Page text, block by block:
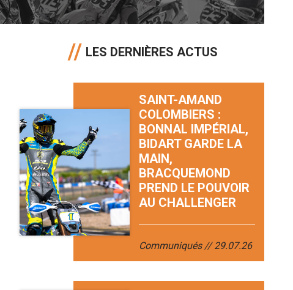
LES DERNIÈRES ACTUS
SAINT-AMAND
COLOMBIERS :
BONNAL IMPÉRIAL,
BIDART GARDE LA
MAIN,
BRACQUEMOND
PREND LE POUVOIR
AU CHALLENGER
Communiqués 29.07.26